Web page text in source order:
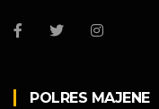
POLRES MAJENE